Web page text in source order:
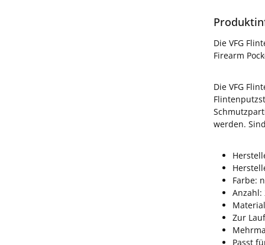
Die VFG
Firearm
Die VFG
werden.
Farbe:
Anzahl:
Zur
Passt